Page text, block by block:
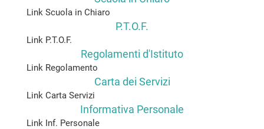
Link Scuola in Chiaro
P.T.O.F.
Link P.T.O.F.
Regolamenti d'Istituto
Link Regolamento
Carta dei Servizi
Link Carta Servizi
Informativa Personale
Link Inf. Personale